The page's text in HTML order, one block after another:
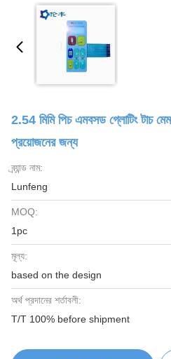
2.54 মিমি পিচ এমবসড গ্লোটিং টাচ
প্রয়োজনের জন্য
ব্র্যান্ড নাম:
Lunfeng
MOQ:
1pc
মূল্য:
based on the design
অর্থ প্রদানের শর্তাবলী:
T/T 100% before shipment